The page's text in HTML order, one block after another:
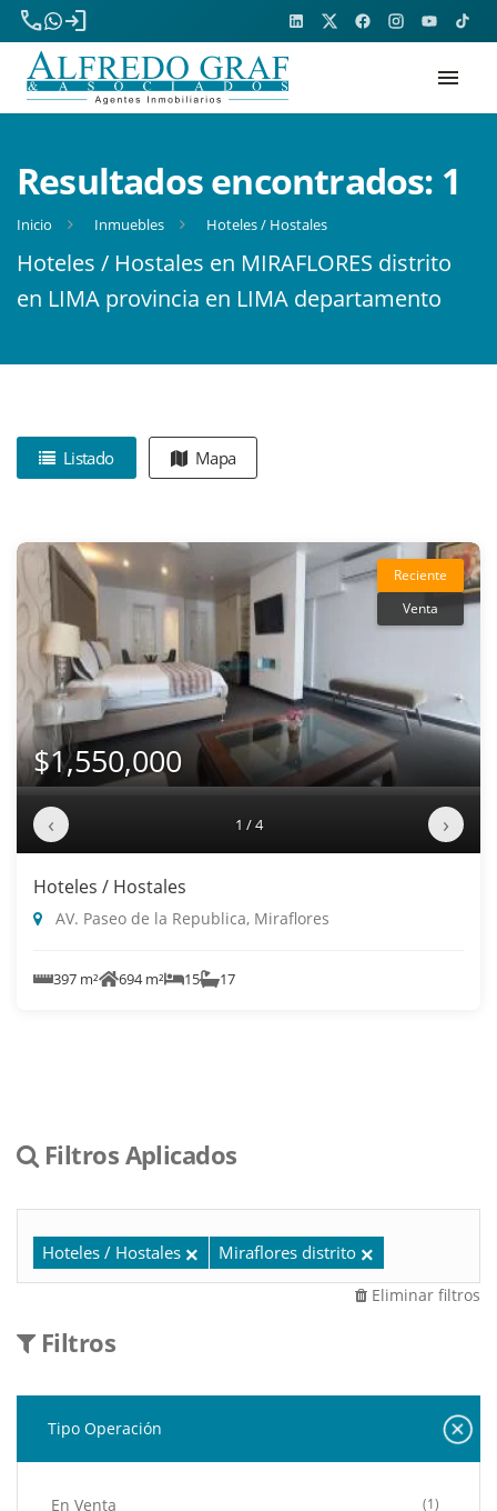
phone
login
menu
Resultados encontrados: 1
Inicio Inmuebles Hoteles / Hostales
Hoteles / Hostales en MIRAFLORES distrito
en LIMA provincia en LIMA departamento
Listado Mapa
Reciente
Venta
$1,550,000
‹ 1 / 4 ›
Hoteles / Hostales
AV. Paseo de la Republica, Miraflores
397 m² 694 m² 15 17
Filtros Aplicados
Hoteles / Hostales Miraflores distrito
Eliminar filtros
Filtros
Tipo Operación
En Venta (1)